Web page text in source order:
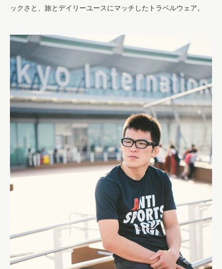
ックさと、旅とデイリーユースにマッチしたトラベルウェア。